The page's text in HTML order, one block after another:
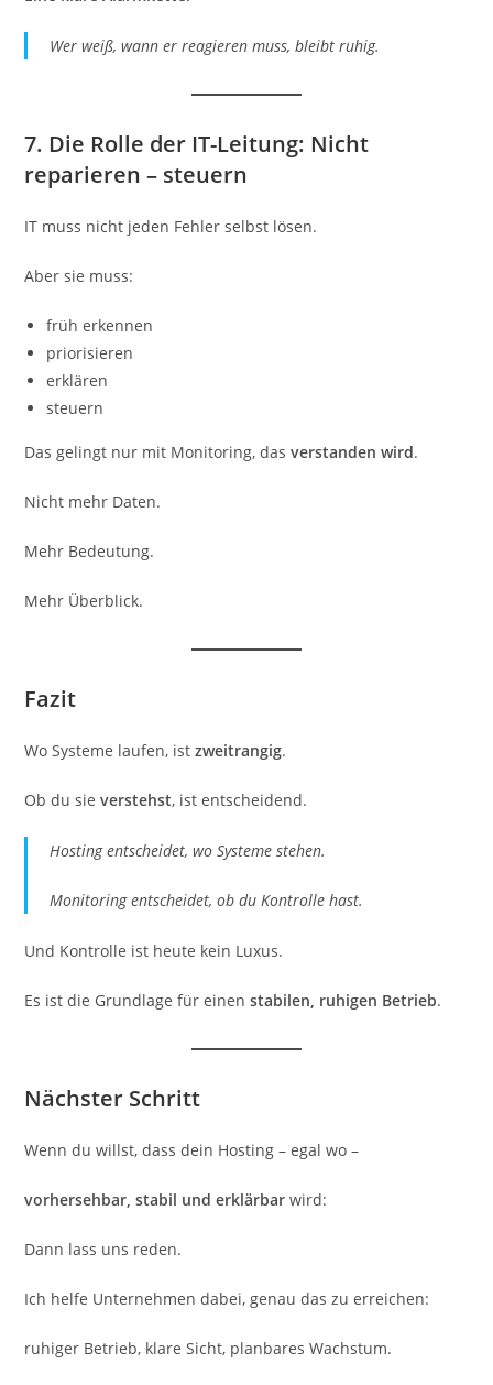
Wer weiß, wann er reagieren muss, bleibt ruhig.
7. Die Rolle der IT-Leitung: Nicht
reparieren – steuern
IT muss nicht jeden Fehler selbst lösen.
Aber sie muss:
früh erkennen
priorisieren
erklären
steuern
Das gelingt nur mit Monitoring, dasverstanden wird.
Nicht mehr Daten.
Mehr Bedeutung.
Mehr Überblick.
Fazit
Wo Systeme laufen, istzweitrangig.
Ob du sieverstehst, ist entscheidend.
Hosting entscheidet, wo Systeme stehen.
Monitoring entscheidet, ob du Kontrolle hast.
Und Kontrolle ist heute kein Luxus.
Es ist die Grundlage für einenstabilen, ruhigen Betrieb.
Nächster Schritt
Wenn du willst, dass dein Hosting – egal wo –
vorhersehbar, stabil und erklärbar wird:
Dann lass uns reden.
Ich helfe Unternehmen dabei, genau das zu erreichen:
ruhiger Betrieb, klare Sicht, planbares Wachstum.